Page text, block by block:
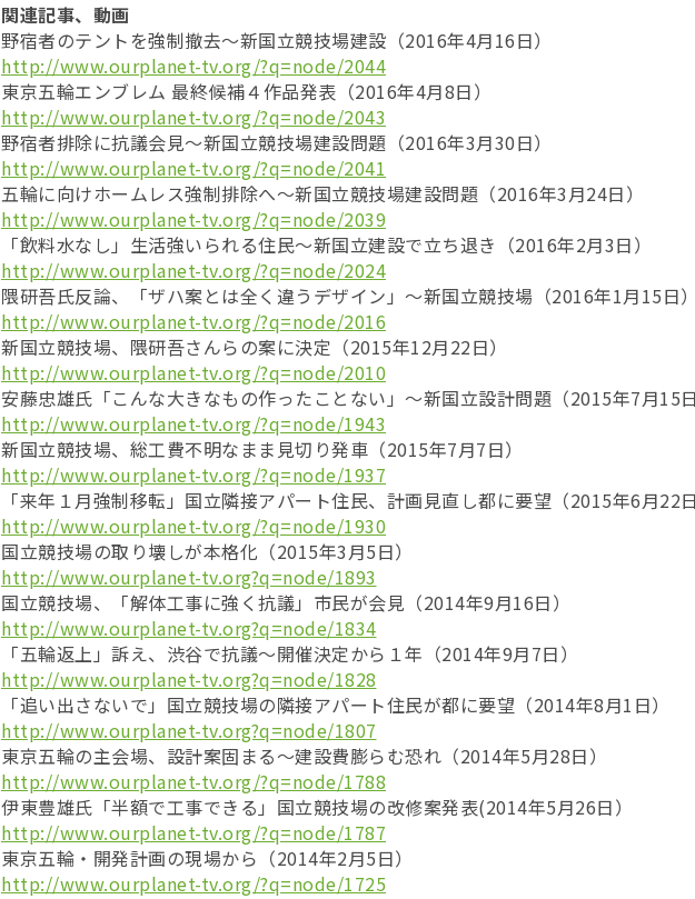
関連記事、動画
野宿者のテントを強制撤去～新国立競技場建設（2016年4月16日）
http://www.ourplanet-tv.org/?q=node/2044
東京五輪エンブレム 最終候補４作品発表（2016年4月8日）
http://www.ourplanet-tv.org/?q=node/2043
野宿者排除に抗議会見～新国立競技場建設問題（2016年3月30日）
http://www.ourplanet-tv.org/?q=node/2041
五輪に向けホームレス強制排除へ〜新国立競技場建設問題（2016年3月24日）
http://www.ourplanet-tv.org/?q=node/2039
「飲料水なし」生活強いられる住民～新国立建設で立ち退き（2016年2月3日）
http://www.ourplanet-tv.org/?q=node/2024
隈研吾氏反論、「ザハ案とは全く違うデザイン」～新国立競技場（2016年1月15日）
http://www.ourplanet-tv.org/?q=node/2016
新国立競技場、隈研吾さんらの案に決定（2015年12月22日）
http://www.ourplanet-tv.org/?q=node/2010
安藤忠雄氏「こんな大きなもの作ったことない」〜新国立設計問題（2015年7月15日
http://www.ourplanet-tv.org/?q=node/1943
新国立競技場、総工費不明なまま見切り発車（2015年7月7日）
http://www.ourplanet-tv.org/?q=node/1937
「来年１月強制移転」国立隣接アパート住民、計画見直し都に要望（2015年6月22日
http://www.ourplanet-tv.org/?q=node/1930
国立競技場の取り壊しが本格化（2015年3月5日）
http://www.ourplanet-tv.org?q=node/1893
国立競技場、「解体工事に強く抗議」市民が会見（2014年9月16日）
http://www.ourplanet-tv.org?q=node/1834
「五輪返上」訴え、渋谷で抗議～開催決定から１年（2014年9月7日）
http://www.ourplanet-tv.org?q=node/1828
「追い出さないで」国立競技場の隣接アパート住民が都に要望（2014年8月1日）
http://www.ourplanet-tv.org?q=node/1807
東京五輪の主会場、設計案固まる〜建設費膨らむ恐れ（2014年5月28日）
http://www.ourplanet-tv.org/?q=node/1788
伊東豊雄氏「半額で工事できる」国立競技場の改修案発表(2014年5月26日）
http://www.ourplanet-tv.org/?q=node/1787
東京五輪・開発計画の現場から（2014年2月5日）
http://www.ourplanet-tv.org/?q=node/1725